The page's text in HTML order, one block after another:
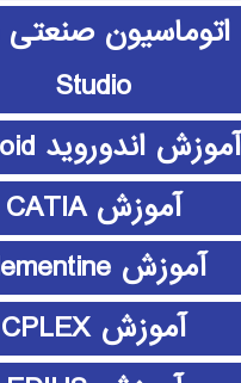
Studio
آموزش اندوروید android
آموزش CATIA
آموزش clementine
آموزش CPLEX